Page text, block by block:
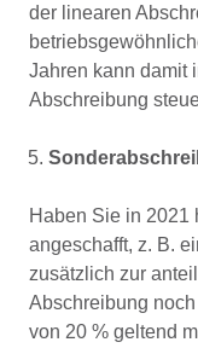
der linearen
Jahren kann damit
Abschreibung
Haben Sie in 2021
angeschafft, z. B.
zusätzlich zur
Abschreibung
von 20 % geltend